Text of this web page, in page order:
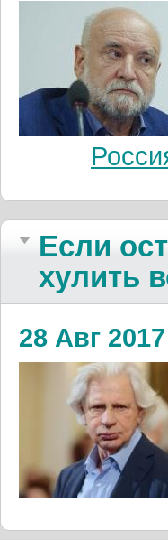
Если
хулить
28 Авг 2017